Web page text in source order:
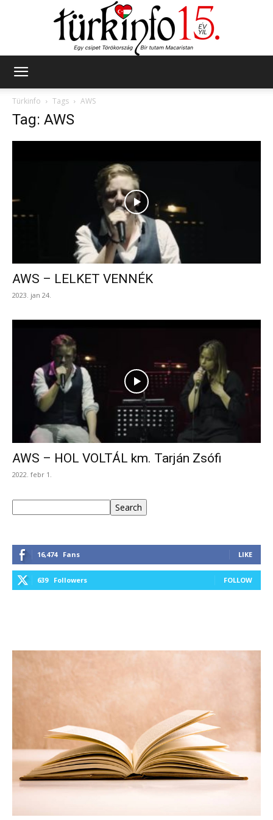
Türkinfo
Tags AWS
Tag: AWS
AWS – LELKET VENNÉK
2023. jan 24.
AWS – HOL VOLTÁL km. Tarján Zsófi
2022. febr 1.
Search
16,474 Fans LIKE
639 Followers FOLLOW